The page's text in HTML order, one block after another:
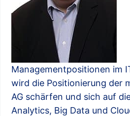
Managementpositionen im
wird die Positionierung der
AG schärfen und sich auf
Analytics, Big Data und